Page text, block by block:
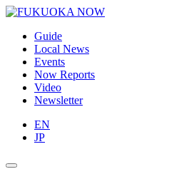
Guide
Local News
Events
Now Reports
Video
Newsletter
EN
JP